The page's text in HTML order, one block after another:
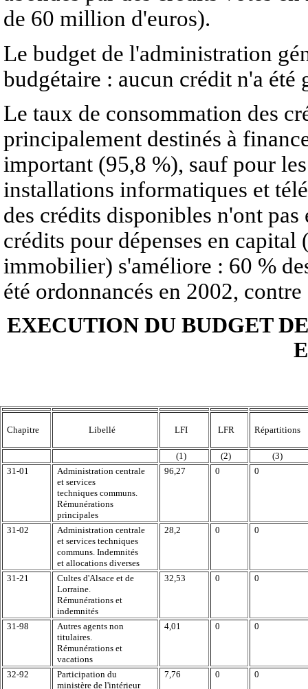
de 60 million d'euros).
Le budget de l'administration
budgétaire : aucun crédit n'a été
Le taux de consommation des
principalement destinés à
important (95,8 %), sauf pour
installations informatiques et
des crédits disponibles n'ont
crédits pour dépenses en
immobilier) s'améliore : 60 %
été ordonnancés en 2002,
EXECUTION DU BUDGET
Chapitre Libellé LFI LFR Répartitions
(1) (2)
(3)
31-01
Administration centrale
et services
techniques communs.
Rémunérations
principales
96,27 0 0
31-02
Administration centrale
et services techniques
communs. Indemnités
et allocations diverses
28,2 0 0
31-21
Cultes d'Alsace et de
Lorraine.
Rémunérations et
indemnités
32,53 0 0
31-98
Autres agents non
titulaires.
Rémunérations et
vacations
4,01 0 0
32-92
Participation du
ministère de l'intérieur
7,76 0 0